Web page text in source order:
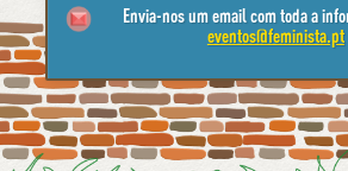
Envia-nos um email com toda a
eventos@feminista.pt